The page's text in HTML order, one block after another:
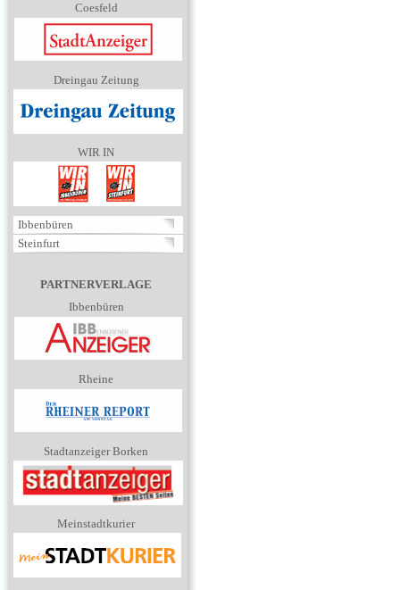
Coesfeld
Dreingau Zeitung
WIR IN
Ibbenbüren
Steinfurt
PARTNERVERLAGE
Ibbenbüren
Rheine
Stadtanzeiger Borken
Meinstadtkurier